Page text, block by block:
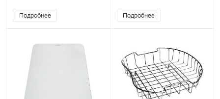
Подробнее Подробнее